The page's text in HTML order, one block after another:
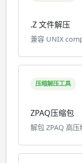
.Z 文件解压
兼容 UNIX
压缩解压工具
ZPAQ压缩包
解包 ZPAQ 高